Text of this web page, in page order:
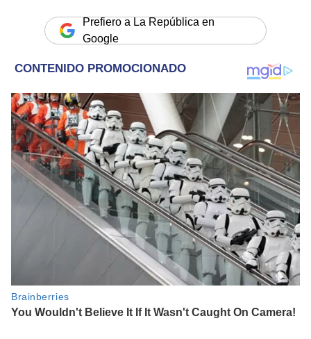
Prefiero a La República en
Google